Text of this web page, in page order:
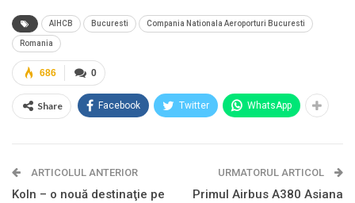
AIHCB Bucuresti Compania Nationala Aeroporturi Bucuresti
Romania
0
686
Share Facebook Twitter WhatsApp
ARTICOLUL ANTERIOR
Koln – o nouă destinaţie pe
URMATORUL ARTICOL
Primul Airbus A380 Asiana